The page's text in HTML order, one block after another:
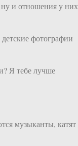
и отношения у них
фотографии
Я тебе лучше
музыканты, катят